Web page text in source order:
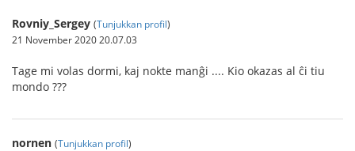
Rovniy_Sergey (Tunjukkan profil)
21 November 2020 20.07.03
Tage mi volas dormi, kaj nokte manĝi .... Kio okazas al ĉi tiu
mondo ???
nornen (Tunjukkan profil)